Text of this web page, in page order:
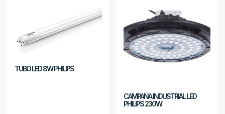
TUBO LED 8W PHILIPS
CAMPANA INDUSTRIAL LED
PHILIPS 230W